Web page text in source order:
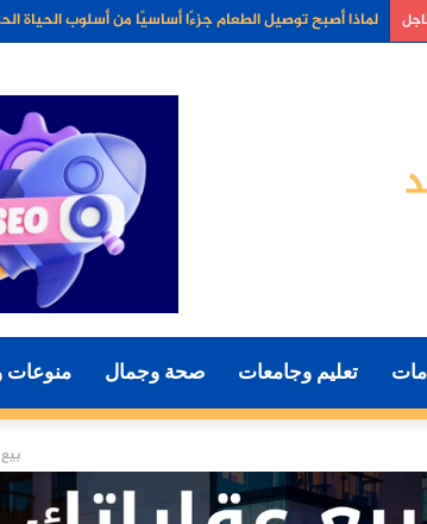
كيف تغير أدوات الذكاء الاصطناعي مستقبل التسويق
تعليم وجامعات صحة وجمال منوعات